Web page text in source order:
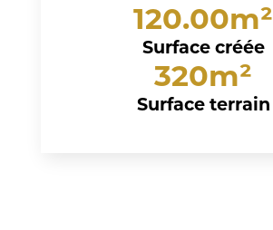
120.00m²
Surface créée
320m²
Surface terrain